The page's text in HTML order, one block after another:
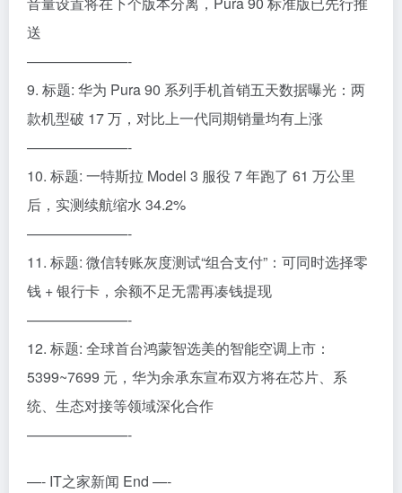
送
———————-
9. 标题: 华为 Pura 90 系列手机首销五天数据曝光：两
款机型破 17 万，对比上一代同期销量均有上涨
———————-
10. 标题: 一特斯拉 Model 3 服役 7 年跑了 61 万公里
后，实测续航缩水 34.2%
———————-
11. 标题: 微信转账灰度测试“组合支付”：可同时选择零
钱 + 银行卡，余额不足无需再凑钱提现
———————-
12. 标题: 全球首台鸿蒙智选美的智能空调上市：
5399~7699 元，华为余承东宣布双方将在芯片、系
统、生态对接等领域深化合作
———————-
—- IT之家新闻 End —-